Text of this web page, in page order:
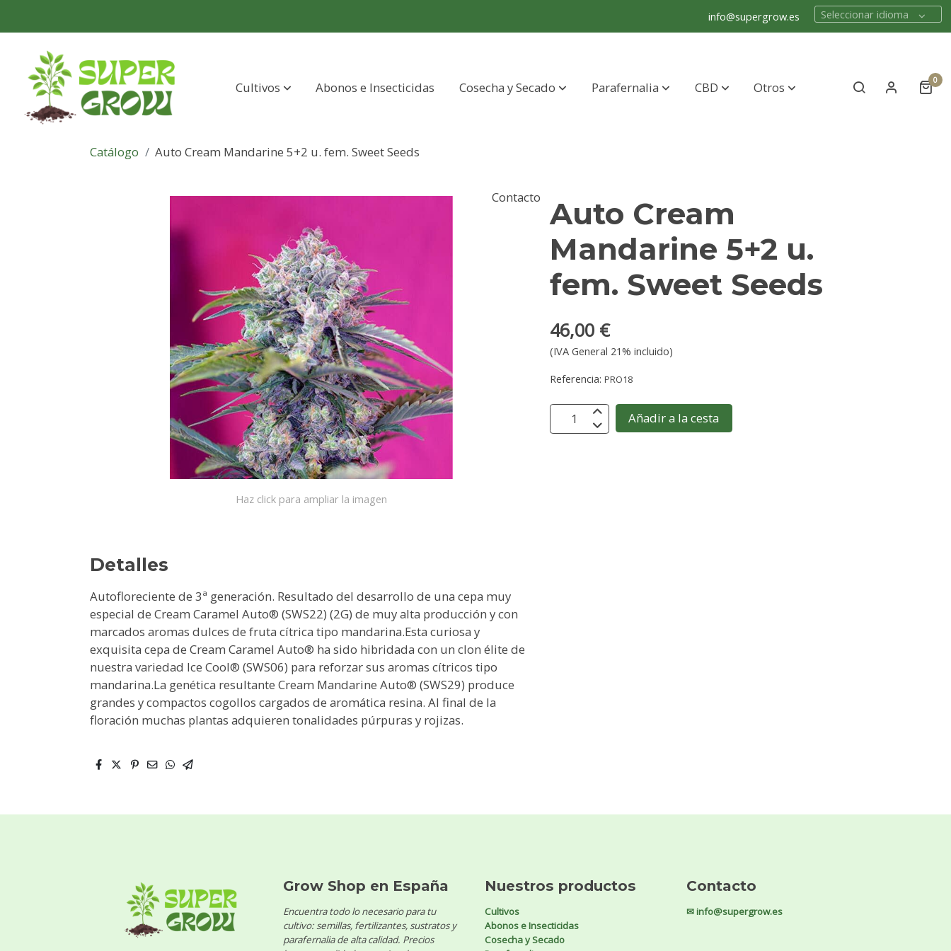
info@supergrow.es Seleccionar idioma
Cultivos Abonos e Insecticidas Cosecha y Secado Parafernalia CBD Otros
Contacto
0
Catálogo Auto Cream Mandarine 5+2 u. fem. Sweet Seeds
Haz click para ampliar la imagen
Detalles
Autofloreciente de 3ª generación. Resultado del desarrollo de una cepa muy
especial de Cream Caramel Auto® (SWS22) (2G) de muy alta producción y con
marcados aromas dulces de fruta cítrica tipo mandarina.Esta curiosa y
exquisita cepa de Cream Caramel Auto® ha sido hibridada con un clon élite de
nuestra variedad Ice Cool® (SWS06) para reforzar sus aromas cítricos tipo
mandarina.La genética resultante Cream Mandarine Auto® (SWS29) produce
grandes y compactos cogollos cargados de aromática resina. Al final de la
floración muchas plantas adquieren tonalidades púrpuras y rojizas.
Auto Cream
Mandarine 5+2 u.
fem. Sweet Seeds
46,00 €
(IVA General 21% incluido)
Referencia:PRO18
Añadir a la cesta
Grow Shop en España
Encuentra todo lo necesario para tu
cultivo: semillas, fertilizantes, sustratos y
parafernalia de alta calidad. Precios
Nuestros productos
Cultivos
Abonos e Insecticidas
Cosecha y Secado
Contacto
✉ info@supergrow.es